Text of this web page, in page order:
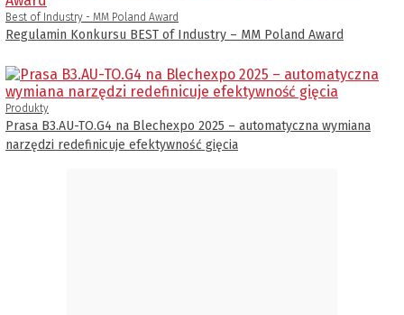
Best of Industry - MM Poland Award
Regulamin Konkursu BEST of Industry – MM Poland Award
Produkty
Prasa B3.AU-TO.G4 na Blechexpo 2025 – automatyczna wymiana
narzędzi redefinicuje efektywność gięcia